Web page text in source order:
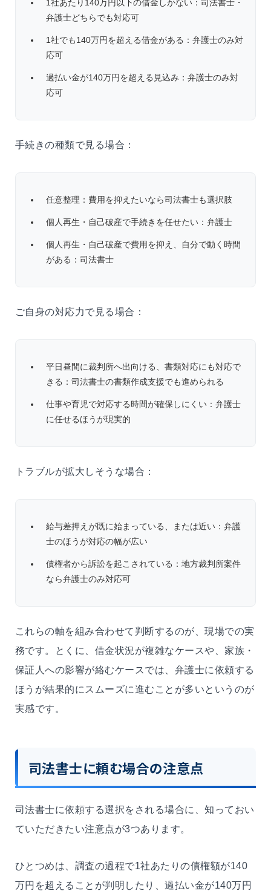
1社あたり140万円以下の借金しかない：司法書士・
弁護士どちらでも対応可
1社でも140万円を超える借金がある：弁護士のみ対
応可
過払い金が140万円を超える見込み：弁護士のみ対
応可
手続きの種類で見る場合：
任意整理：費用を抑えたいなら司法書士も選択肢
個人再生・自己破産で手続きを任せたい：弁護士
個人再生・自己破産で費用を抑え、自分で動く時間
がある：司法書士
ご自身の対応力で見る場合：
平日昼間に裁判所へ出向ける、書類対応にも対応で
きる：司法書士の書類作成支援でも進められる
仕事や育児で対応する時間が確保しにくい：弁護士
に任せるほうが現実的
トラブルが拡大しそうな場合：
給与差押えが既に始まっている、または近い：弁護
士のほうが対応の幅が広い
債権者から訴訟を起こされている：地方裁判所案件
なら弁護士のみ対応可
これらの軸を組み合わせて判断するのが、現場での実
務です。とくに、借金状況が複雑なケースや、家族・
保証人への影響が絡むケースでは、弁護士に依頼する
ほうが結果的にスムーズに進むことが多いというのが
実感です。
司法書士に頼む場合の注意点
司法書士に依頼する選択をされる場合に、知っておい
ていただきたい注意点が3つあります。
ひとつめは、調査の過程で1社あたりの債権額が140
万円を超えることが判明したり、過払い金が140万円